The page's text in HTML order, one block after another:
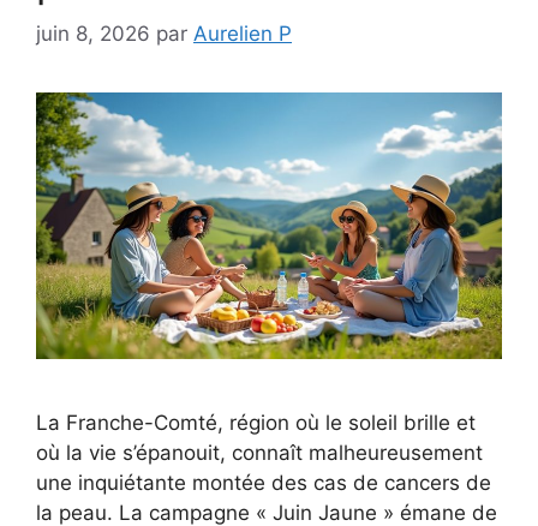
juin 8, 2026 par Aurelien P
La Franche-Comté, région où le soleil brille et
où la vie s’épanouit, connaît malheureusement
une inquiétante montée des cas de cancers de
la peau. La campagne « Juin Jaune » émane de